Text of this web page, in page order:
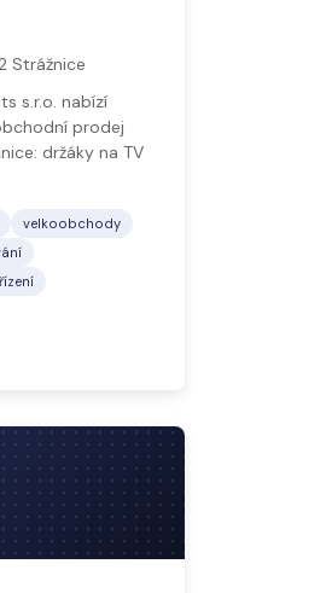
Strážnice
s.r.o. nabízí
prodej
držáky na TV
velkoobchody